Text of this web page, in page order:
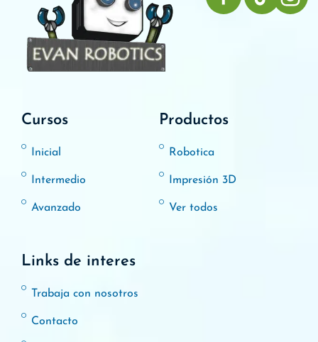
Cursos
Inicial
Intermedio
Avanzado
Productos
Robotica
Impresión 3D
Ver todos
Links de interes
Trabaja con nosotros
Contacto